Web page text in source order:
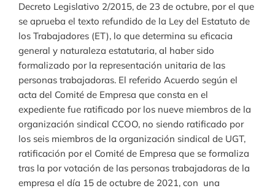
Decreto Legislativo 2/2015, de 23 de octubre, por el que
se aprueba el texto refundido de la Ley del Estatuto de
los Trabajadores (ET), lo que determina su eficacia
general y naturaleza estatutaria, al haber sido
formalizado por la representación unitaria de las
personas trabajadoras. El referido Acuerdo según el
acta del Comité de Empresa que consta en el
expediente fue ratificado por los nueve miembros de la
organización sindical CCOO, no siendo ratificado por
los seis miembros de la organización sindical de UGT,
ratificación por el Comité de Empresa que se formaliza
tras la por votación de las personas trabajadoras de la
empresa el día 15 de octubre de 2021, con una